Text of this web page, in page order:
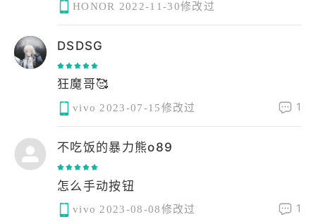
HONOR 2022-11-30修改过
DSDSG
狂魔哥🥰
vivo 2023-07-15修改过 1
不吃饭的暴力熊o89
vivo 2023-08-08修改过 1